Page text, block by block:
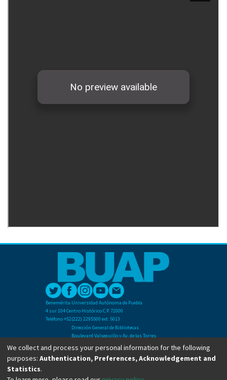
Benemérita Universidad Autónoma de Puebla
4 sur 104 Centro Histórico C.P. 72000
Teléfono +52(222) 2295500 ext. 5013
Dirección General de Bibliotecas
Boulevard Valsequillo y Av. de las Torres
Ciudad Universitaria. Col. San Manuel
C.P. 72570
Teléfono +52 (222) 2295500 Ext 2901
We collect and process your personal information for the following
purposes: Authentication, Preferences, Acknowledgement and
Statistics.